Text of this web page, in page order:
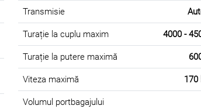
Transmisie
Turație la cuplu maxim 4000 -
Turație la putere maximă
Viteza maximă 170
Volumul portbagajului